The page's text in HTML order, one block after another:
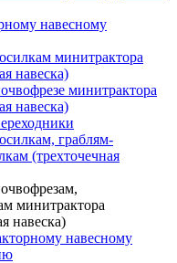
навесному
минитрактора
навеска)
минитрактора
навеска)
граблям-
(трехточечная
минитрактора
навеска)
навесному